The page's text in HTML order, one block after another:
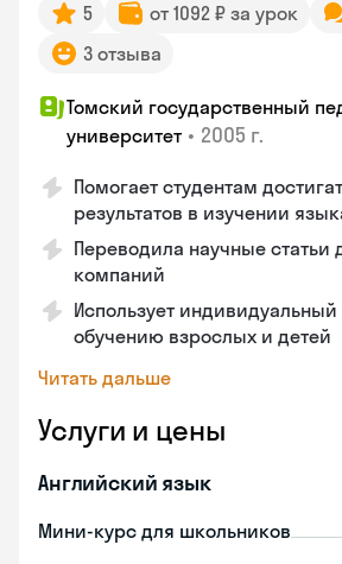
5 от 1092 ₽ за урок
3 отзыва
Томский государственный
университет • 2005 г.
Помогает студентам
результатов в изучении
Переводила научные статьи
компаний
Использует
обучению взрослых и детей
Читать дальше
Услуги и цены
Английский язык
Мини-курс для школьников